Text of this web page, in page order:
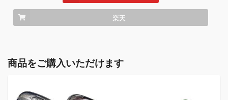
楽天
商品をご購入いただけます